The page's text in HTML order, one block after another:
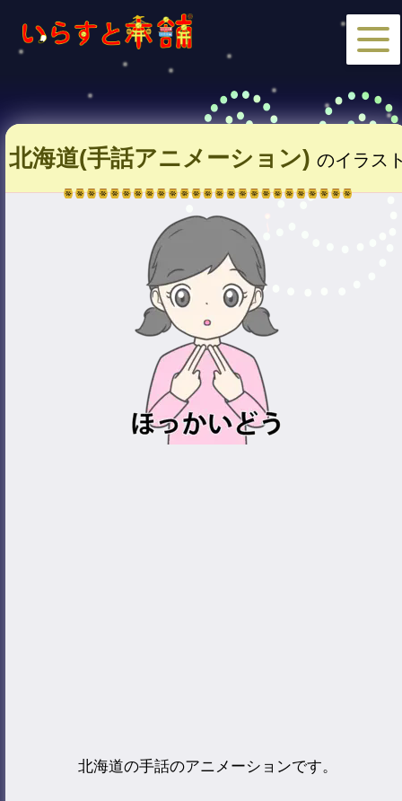
北海道(手話アニメーション) のイラス
北海道の手話のアニメーションです。